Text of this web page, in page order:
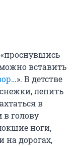
вставить
…». В детстве
лепить
в
в голову
ноги,
на дорогах,